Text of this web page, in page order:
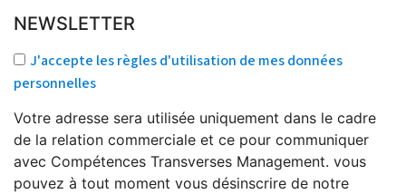
NEWSLETTER
J'accepte les règles d'utilisation de mes données
personnelles
Votre adresse sera utilisée uniquement dans le cadre
de la relation commerciale et ce pour communiquer
avec Compétences Transverses Management. vous
pouvez à tout moment vous désinscrire de notre